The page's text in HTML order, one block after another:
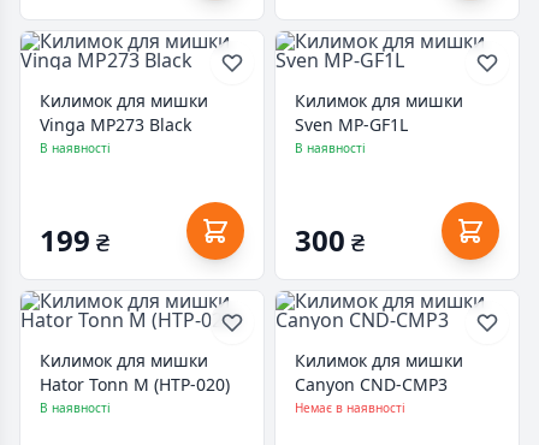
Килимок для мишки
Vinga MP273 Black
В наявності
199 ₴
Килимок для мишки
Sven MP-GF1L
В наявності
300 ₴
Килимок для мишки
Hator Tonn M (HTP-020)
В наявності
Килимок для мишки
Canyon CND-CMP3
Немає в наявності